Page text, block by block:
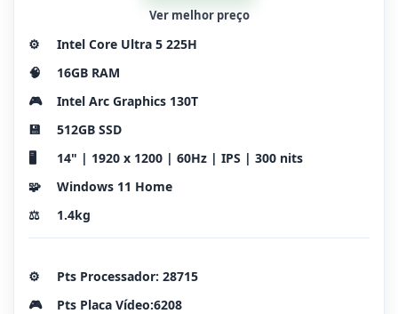
Ver melhor preço
⚙️
Intel Core Ultra 5 225H
🧠
16GB RAM
🎮
Intel Arc Graphics 130T
💾
512GB SSD
🖥️
14" | 1920 x 1200 | 60Hz | IPS | 300 nits
🧩
Windows 11 Home
⚖️
1.4kg
⚙️
Pts Processador: 28715
🎮
Pts Placa Vídeo:6208